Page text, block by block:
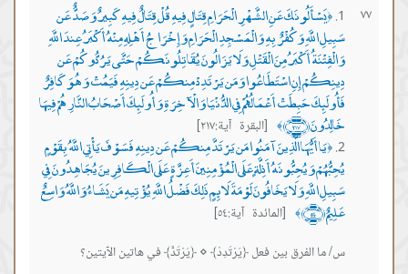
٧٧ ﴿يَسْأَلُونَكَ عَنِ الشَّهْرِ الْحَرَامِ قِتَالٍ فِيهِ قُلْ قِتَالٌ فِيهِ كَبِيرٌ وَصَدٌّ عَن
سَبِيلِ اللَّهِ وَكُفْرٌ بِهِ وَالْمَسْجِدِ الْحَرَامِ وَإِخْرَاجُ أَهْلِهِ مِنْهُ أَكْبَرُ عِندَ اللَّهِ
وَالْفِتْنَةُ أَكْبَرُ مِنَ الْقَتْلِ وَلَا يَزَالُونَ يُقَاتِلُونَكُمْ حَتَّى يَرُدُّوكُمْ عَن
دِينِكُمْ إِنِ اسْتَطَاعُوا وَمَن يَرْتَدِدْ مِنكُمْ عَن دِينِهِ فَيَمُتْ وَهُوَ كَافِرٌ
فَأُولَئِكَ حَبِطَتْ أَعْمَالُهُمْ فِي الدُّنْيَا وَالْآخِرَةِ وَأُولَئِكَ أَصْحَابُ النَّارِ هُمْ فِيهَا
خَالِدُونَ ﴿٢١٧﴾ ﴾ [البقرة آية:٢١٧]
﴿يَا أَيُّهَا الَّذِينَ آمَنُوا مَن يَرْتَدَّ مِنكُمْ عَن دِينِهِ فَسَوْفَ يَأْتِي اللَّهُ بِقَوْمٍ
يُحِبُّهُمْ وَيُحِبُّونَهُ أَذِلَّةٍ عَلَى الْمُؤْمِنِينَ أَعِزَّةٍ عَلَى الْكَافِرِينَ يُجَاهِدُونَ فِي
سَبِيلِ اللَّهِ وَلَا يَخَافُونَ لَوْمَةَ لَائِمٍ ذَلِكَ فَضْلُ اللَّهِ يُؤْتِيهِ مَن يَشَاءُ وَاللَّهُ وَاسِعٌ
عَلِيمٌ ﴿٥٤﴾ ﴾
[المائدة آية:٥٤]